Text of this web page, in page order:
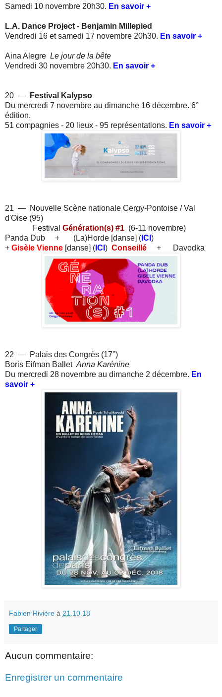
Samedi 10 novembre 20h30. En savoir +
L.A. Dance Project - Benjamin Millepied
Vendredi 16 et samedi 17 novembre 20h30. En savoir +
Aina Alegre Le jour de la bête
Vendredi 30 novembre 20h30. En savoir +
20 —
Festival Kalypso
Du mercredi 7 novembre au dimanche 16 décembre. 6°
édition.
51 compagnies - 20 lieux - 95 représentations. En savoir +
21 — Nouvelle Scène nationale Cergy-Pontoise / Val
d'Oise (95)
Festival Génération(s) #1(6-11 novembre)
Panda Dub + (La)Horde [danse] ( ICI )
+ Gisèle Vienne [danse] ( ICI ) Conseillé + Davodka
22 — Palais des Congrès (17°)
Boris Eifman Ballet Anna Karénine
Du mercredi 28 novembre au dimanche 2 décembre. En
savoir +
Fabien Rivière à 21.10.18
Partager
Aucun commentaire:
Enregistrer un commentaire